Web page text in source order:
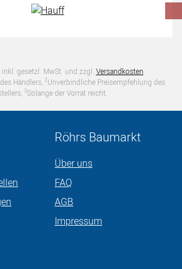
gesetzl. MwSt. und zzgl. Versandkosten
Händlers, 2Unverbindliche Preisempfehlung des
3Solange der Vorrat reicht.
Röhrs Baumarkt
Über uns
FAQ
AGB
Impressum